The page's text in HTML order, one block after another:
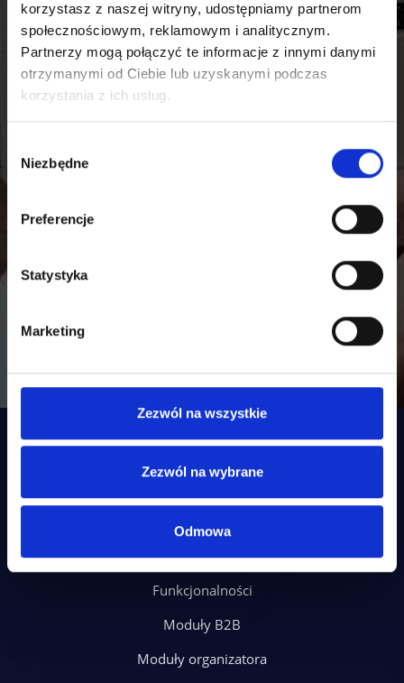
korzystasz z naszej witryny, udostępniamy partnerom
społecznościowym, reklamowym i analitycznym.
Partnerzy mogą połączyć te informacje z innymi danymi
otrzymanymi od Ciebie lub uzyskanymi podczas
korzystania z ich usług.
zgody
Niezbędne
Preferencje
Statystyka
Marketing
Zezwól na wszystkie
Zezwól na wybrane
Odmowa
Każdą rozmowę prowadzi nasz wewnętrzny
doświadczenie i wiedzę. Nawet jeżeli nie będzie
skonsultuje temat z pełnym zespołem i wróci z
odpowiedzią.
Platforma
Moduły klienta
Funkcjonalności
Moduły B2B
Moduły organizatora